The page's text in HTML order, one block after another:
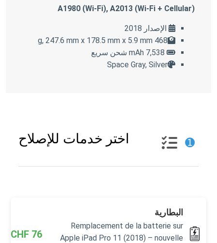
A1980 (Wi-Fi), A2013 (Wi-Fi + Cellular)
الإصدار 2018
468 g, 247.6 mm x 178.5 mm x 5.9 mm
Space Gray, Silver
➊ اختر خدمات للإصلاح
البطارية
Remplacement de la batterie sur
Apple iPad Pro 11 (2018) – nouvelle
76